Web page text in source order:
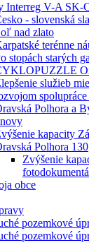
Interreg V-A SK-
- slovenská
nad zlato
terénne
stopách starých
služieb
Polhora a
kapacity
Polhora 130
Zvýšenie
obce
pozemkové
pozemkové